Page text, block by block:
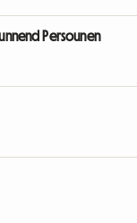
Persounen